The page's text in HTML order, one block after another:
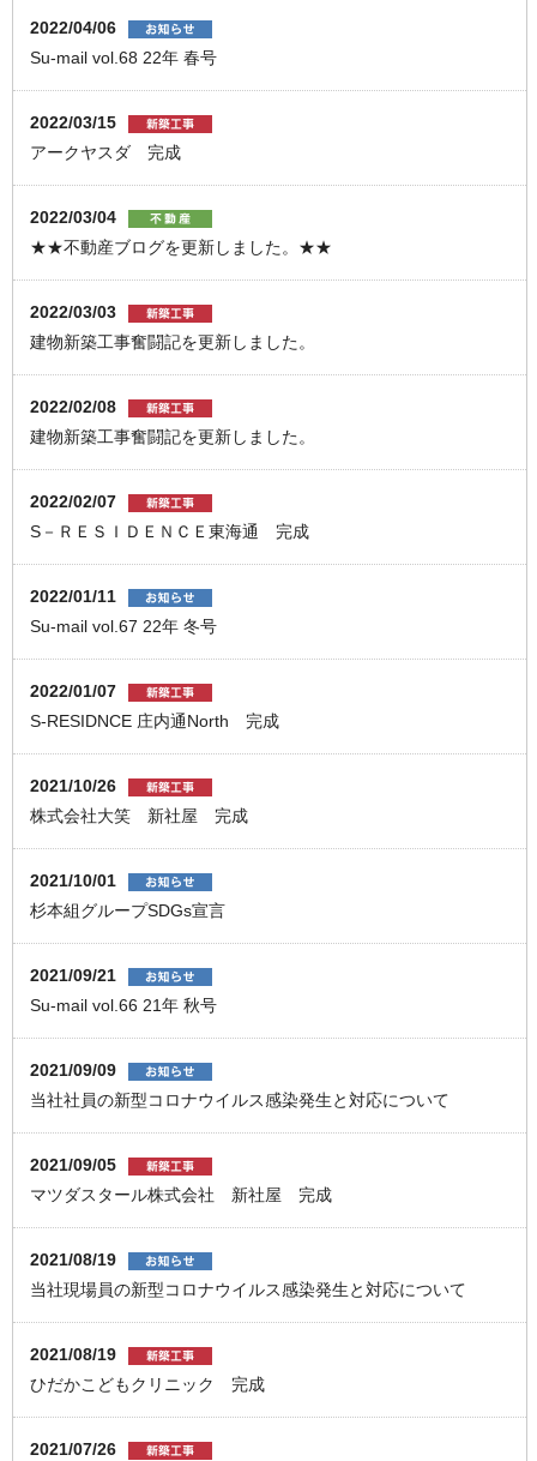
2022/04/06
Su-mail vol.68 22年 春号
2022/03/15
アークヤスダ 完成
2022/03/04
★★不動産ブログを更新しました。★★
2022/03/03
建物新築工事奮闘記を更新しました。
2022/02/08
建物新築工事奮闘記を更新しました。
2022/02/07
S－ＲＥＳＩＤＥＮＣＥ東海通 完成
2022/01/11
Su-mail vol.67 22年 冬号
2022/01/07
S-RESIDNCE 庄内通North 完成
2021/10/26
株式会社大笑 新社屋 完成
2021/10/01
杉本組グループSDGs宣言
2021/09/21
Su-mail vol.66 21年 秋号
2021/09/09
当社社員の新型コロナウイルス感染発生と対応について
2021/09/05
マツダスタール株式会社 新社屋 完成
2021/08/19
当社現場員の新型コロナウイルス感染発生と対応について
2021/08/19
ひだかこどもクリニック 完成
2021/07/26